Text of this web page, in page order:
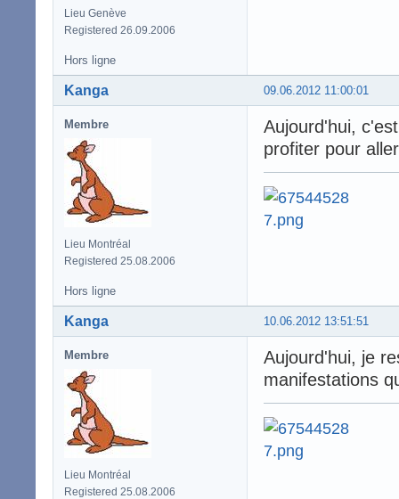
Lieu Genève
Registered 26.09.2006
Hors ligne
09.06.2012 11:00:01
Kanga
Membre
Lieu Montréal
Registered 25.08.2006
Aujourd'hui,
profiter pour
Hors ligne
10.06.2012 13:51:51
Kanga
Membre
Lieu Montréal
Registered 25.08.2006
Aujourd'hui, je
manifestations